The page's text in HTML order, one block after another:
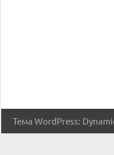
Тема WordPress: